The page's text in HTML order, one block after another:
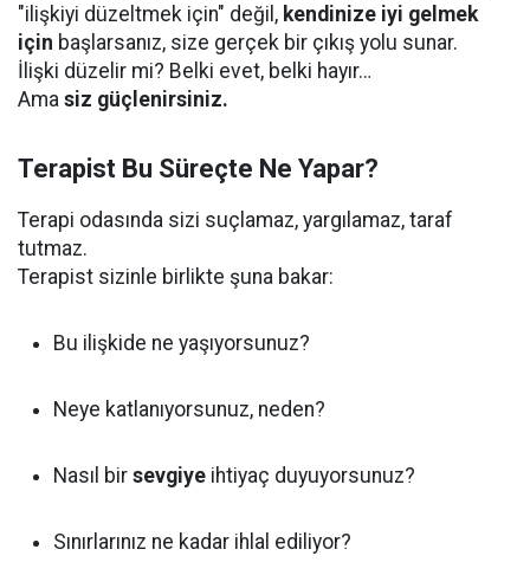
"ilişkiyi düzeltmek için" değil, kendinize iyi gelmek
için başlarsanız, size gerçek bir çıkış yolu sunar.
İlişki düzelir mi? Belki evet, belki hayır…
Ama siz güçlenirsiniz.
Terapist Bu Süreçte Ne Yapar?
Terapi odasında sizi suçlamaz, yargılamaz, taraf
tutmaz.
Terapist sizinle birlikte şuna bakar:
Bu ilişkide ne yaşıyorsunuz?
Neye katlanıyorsunuz, neden?
Nasıl bir sevgiye ihtiyaç duyuyorsunuz?
Sınırlarınız ne kadar ihlal ediliyor?